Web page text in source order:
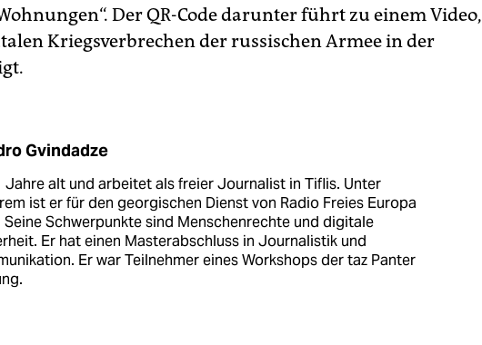
Der QR-Code darunter führt zu einem Video,
Kriegsverbrechen der russischen Armee in der
Gvindadze
Jahre alt und arbeitet als freier Journalist in Tiflis. Unter
ist er für den georgischen Dienst von Radio Freies Europa
Schwerpunkte sind Menschenrechte und digitale
Er hat einen Masterabschluss in Journalistik und
Er war Teilnehmer eines Workshops der taz Panter